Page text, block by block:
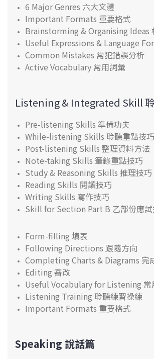
6 Major Genres 六大文體
Important Formats 重要格式
Brainstorming & Organising Ideas
Useful Expressions & Language
Common Mistakes 常犯錯誤分析
Active Vocabulary 常用詞彙
Listening & Integrated Skill
Pre-listening Skills 準備功夫
While-listening Skills 聆聽重點技巧
Post-listening Skills 整理資料方法
Note-taking Skills 筆錄重點技巧
Study & Reasoning Skills 推理技巧
Reading Skills 閱讀技巧
Writing Skills 寫作技巧
Skill for Section Part B 乙部份應試
Form-filling 填表
Following Directions 跟隨方向
Completing Charts & Diagrams 完
Editing 審改
Useful Vocabulary for Listening 常
Listening Training 聆聽練習操練
Important Formats 重要格式
Speaking 說話篇